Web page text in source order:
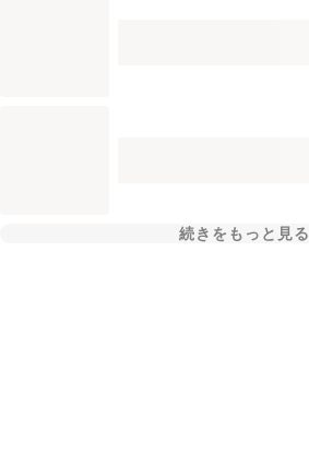
続きをもっと見る